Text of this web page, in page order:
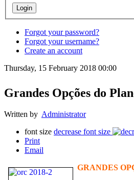
Forgot your password?
Forgot your username?
Create an account
Thursday, 15 February 2018 00:00
Grandes Opções do
Written by Administrator
font size decrease font size
Print
Email
GRANDES